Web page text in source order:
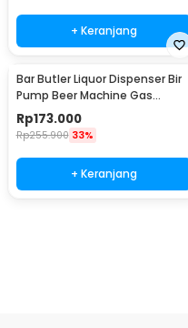
+ Keranjang
Bar Butler Liquor Dispenser Bir
Pump Beer Machine Gas
Station 900ml - P-36
Rp173.000
Rp255.900 33%
+ Keranjang